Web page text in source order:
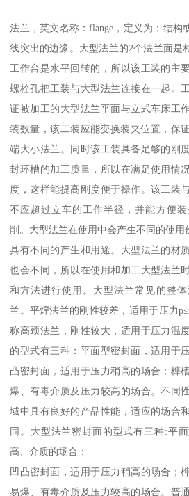
法兰，英文名称：flange，定义为：结构
线突出的边缘。大型法兰的2个法兰面是
工作台是水平回转的，所以该工装的主
螺栓孔把工装与大型法兰连接在一起。
证被加工的大型法兰平面与立式车床工
装数量，该工装应能变换装夹位置，保
端大小法兰。同时该工装具备足够的刚
封环槽的加工质量，所以在满足使用情
度，这样能提高刚度便于操作。该工装
不应超过立车的工作半径，并能方便
削。大型法兰在使用中会产生不同的使用
具有不同的产生和用途。大型法兰的材
也会不同，所以在使用和加工大型法兰
和方法进行使用。大型法兰常见的整
兰。平焊法兰的刚性较差，适用于压力
称高颈法兰，刚性较大，适用于压力温
的型式有三种：平面型密封面，适用于
凸密封面，适用于压力稍高的场合；榫
爆、有毒介质及压力较高的场合。不同
域中具有良好的产品性能，适应的场合
同。大型法兰密封面的型式有三种:平
高、介质的场合；
凹凸密封面，适用于压力稍高的场合；
易爆、有毒介质及压力较高的场合。普